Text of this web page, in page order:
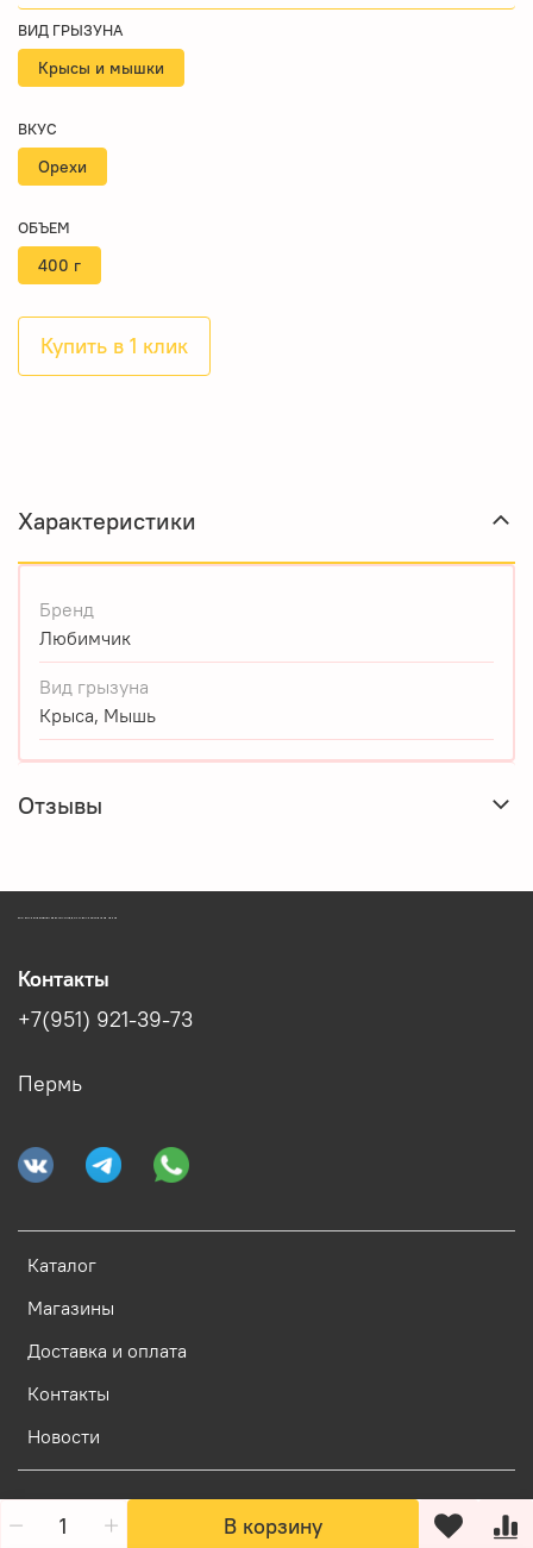
В корзину
Купить в 1 клик
ВИД ГРЫЗУНА
Крысы и мышки
ВКУС
Орехи
ОБЪЕМ
400 г
Характеристики
Бренд
Любимчик
Вид грызуна
Крыса, Мышь
Отзывы
Каталог
Магазины
Доставка и оплата
Контакты
Новости
Контакты
+7(951) 921-39-73
Пермь